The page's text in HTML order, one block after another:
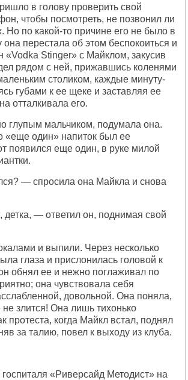
в голову проверить свой
чтобы посмотреть, не позвонил ли
Но по какой-то причине его не было в
она перестала об этом беспокоиться и
Stinger» с Майклом, закусив
рядом с ней, прижавшись коленями
столиком, каждые минуту-
губами к ее щеке и заставляя ее
отталкивала его.
глупым мальчиком, подумала она.
«еще один» напиток был ее
появился еще один, в руке милой
— спросила она Майкла и снова
— ответил он, поднимая свой
и выпили. Через несколько
глаза и прислонилась головой к
обнял ее и нежно поглаживал по
она чувствовала себя
довольной. Она поняла,
злится! Она лишь тихонько
протеста, когда Майкл встал, поднял
за талию, повел к выходу из клуба.
«Риверсайд Методист» на